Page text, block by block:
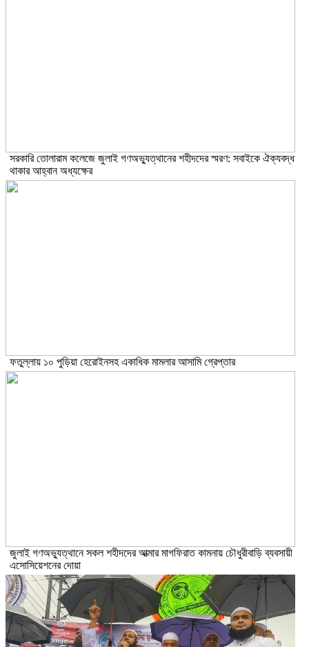
সরকারি তোলারাম কলেজে জুলাই গণঅভ্যুত্থানের শহীদদের স্মরণ: সবাইকে ঐক্যবদ্ধ
থাকার আহ্বান অধ্যক্ষের
ফতুল্লায় ১০ পুড়িয়া হেরোইনসহ একাধিক মামলার আসামি গ্রেপ্তার
জুলাই গণঅভ্যুত্থানে সকল শহীদদের আত্মার মাগফিরাত কামনায় চৌধুরীবাড়ি ব্যবসায়ী
এসোসিয়েশনের দোয়া